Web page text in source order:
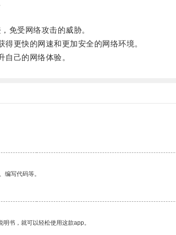
受网络攻击的威胁。
更快的网速和更加安全的网络环境。
己的网络体验。
编写代码等。
书，就可以轻松使用这款app。